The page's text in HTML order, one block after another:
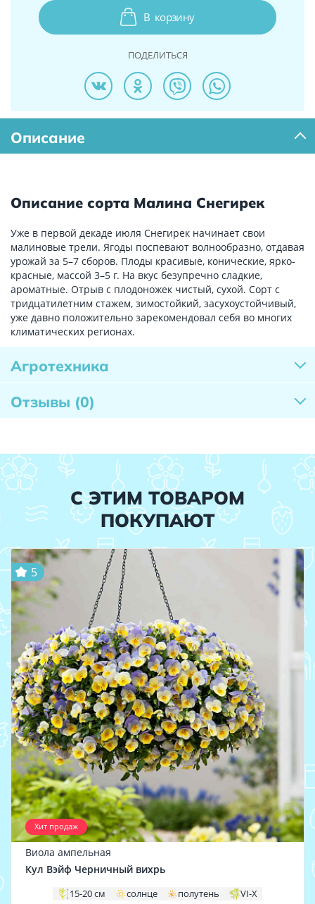
В корзину
ПОДЕЛИТЬСЯ
Описание
Описание сорта Малина Снегирек
Уже в первой декаде июля Снегирек начинает свои
малиновые трели. Ягоды поспевают волнообразно, отдавая
урожай за 5–7 сборов. Плоды красивые, конические, ярко-
красные, массой 3–5 г. На вкус безупречно сладкие,
ароматные. Отрыв с плодоножек чистый, сухой. Сорт с
тридцатилетним стажем, зимостойкий, засухоустойчивый,
уже давно положительно зарекомендовал себя во многих
климатических регионах.
Агротехника
Отзывы (0)
С ЭТИМ ТОВАРОМ
ПОКУПАЮТ
Хит продаж
5
Виола ампельная
Кул Вэйф Черничный вихрь
15-20 см солнце полутень VI-X